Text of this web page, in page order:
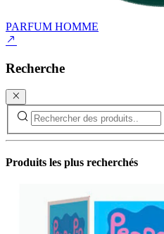
PARFUM HOMME
Recherche
Produits les plus recherchés